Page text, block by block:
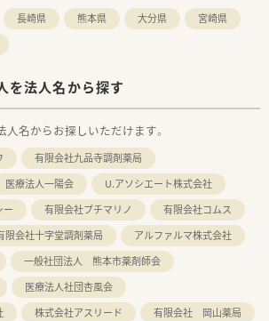
長崎県 熊本県 大分県
宮崎県
を法人名から探す
名からお探しいただけます。
有限会社九品寺調剤薬局
医療法人一陽会
U.アソシエート株式会社
ー
有限会社プチマリノ
有限会社コムス
限会社十字堂調剤薬局
アルファルマ株式会社
一般社団法人 熊本市薬剤師会
医療法人社団杏風会
株式会社アスリード
有限会社 岡山薬局